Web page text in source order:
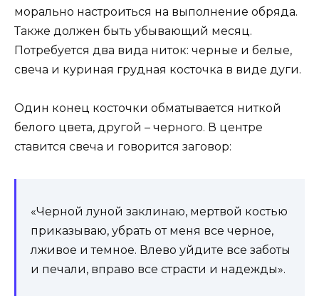
морально настроиться на выполнение обряда.
Также должен быть убывающий месяц.
Потребуется два вида ниток: черные и белые,
свеча и куриная грудная косточка в виде дуги.
Один конец косточки обматывается ниткой
белого цвета, другой – черного. В центре
ставится свеча и говорится заговор:
«Черной луной заклинаю, мертвой костью
приказываю, убрать от меня все черное,
лживое и темное. Влево уйдите все заботы
и печали, вправо все страсти и надежды».